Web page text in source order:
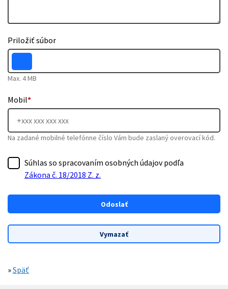
Priložiť súbor
Max. 4 MB
Mobil*
Na zadané mobilné telefónne číslo Vám bude zaslaný overovací kód.
Súhlas so spracovaním osobných údajov podľa
Zákona č. 18/2018 Z. z.
»Späť